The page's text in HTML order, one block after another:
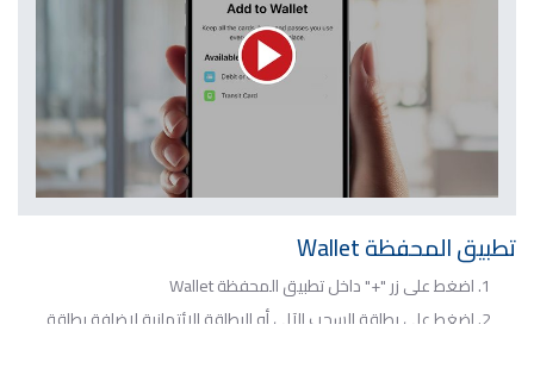
تطبيق المحفظة Wallet
اضغط على زر "+" داخل تطبيق المحفظة Wallet
اضغط على بطاقة السحب الآلي أو البطاقة الائتمانية لإضافة بطاقة